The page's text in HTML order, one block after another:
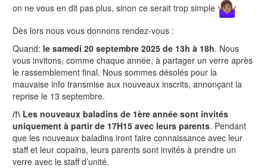
on ne vous en dit pas plus, sinon ce serait trop simple
Dès lors nous vous donnons rendez-vous :
Quand: le samedi 20 septembre 2025 de 13h à 18h. Nous
vous invitons, comme chaque année, à partager un verre après
le rassemblement final. Nous sommes désolés pour la
mauvaise info transmise aux nouveaux inscrits, annonçant la
reprise le 13 septembre.
/!\ Les nouveaux baladins de 1ère année sont invités
uniquement à partir de 17H15 avec leurs parents. Pendant
que les nouveaux baladins iront faire connaissance avec leur
staff et leur copains, leurs parents sont invités à prendre un
verre avec le staff d’unité.